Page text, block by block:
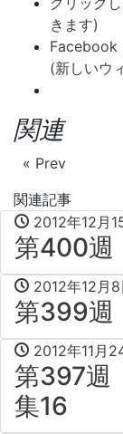
きます)
Facebook
(新しいウ
関連
« Prev
関連記事
2012年12月
第400週
2012年12月8
第399週
2012年11月
第397週
集16